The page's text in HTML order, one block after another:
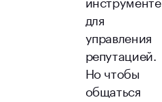
для
управления
репутацией.
Но чтобы
общаться